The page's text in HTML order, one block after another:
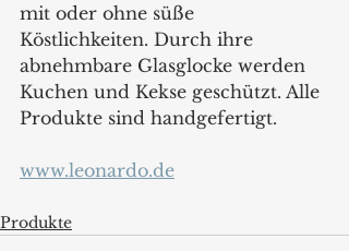
mit oder ohne süße
Köstlichkeiten. Durch ihre
abnehmbare Glasglocke werden
Kuchen und Kekse geschützt. Alle
Produkte sind handgefertigt.
www.leonardo.de
Produkte